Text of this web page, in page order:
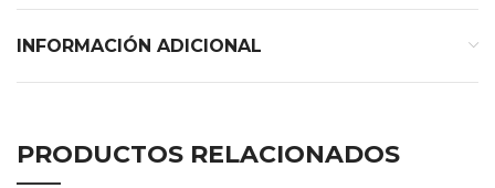
INFORMACIÓN ADICIONAL
PRODUCTOS RELACIONADOS